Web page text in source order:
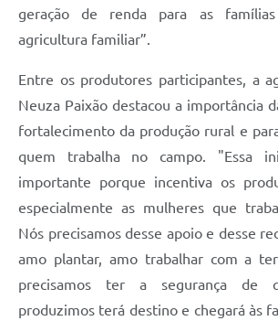
geração de renda para as
agricultura familiar”.
Entre os produtores participantes, a
Neuza Paixão destacou a importância
fortalecimento da produção rural e
quem trabalha no campo. "Essa
importante porque incentiva os
especialmente as mulheres que
Nós precisamos desse apoio e desse
amo plantar, amo trabalhar com a
precisamos ter a segurança de
produzimos terá destino e chegará às